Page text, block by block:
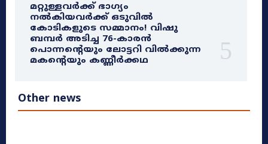
മറ്റുള്ളവർക്ക് ഭാഗ്യം
നൽകിയവർക്ക് ഒടുവിൽ
കോടികളുടെ സമ്മാനം! വിഷു
ബമ്പർ അടിച്ച 76-കാരൻ
പൊന്നന്റെയും ലോട്ടറി വിൽക്കുന്ന
മകന്റെയും കണ്ണീർക്കഥ
Other news